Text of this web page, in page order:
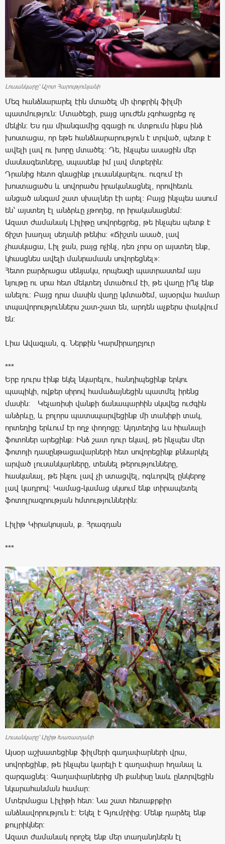
Լուսանկարը՝ Աշոտ Հարությունյանի
Մեզ հանձնարարել էին մտածել մի փոքրիկ ֆիլմի
պատմություն: Մտածեցի, բայց սյուժեն չգոհացրեց ոչ
մեկին: Ես դա միանգամից զգացի ու մտքումս ինքս ինձ
խոստացա, որ եթե հանձնարարություն է տրված, պետք է
ավելի լավ ու խորը մտածել: Դե, ինչպես ասացին մեր
մասնագետները, սպասենք իմ լավ մտքերին:
Դրանից հետո գնացինք լուսանկարելու. ուզում էի
խոստացածս և սովորածս իրականացնել, որովհետև
անցած անգամ շատ սխալներ էի արել: Բայց ինչպես ասում
են՝ այստեղ էլ անձրևը չթողեց, որ իրականացնեմ:
Ազատ ժամանակ Լիլիթը սովորեցրեց, թե ինչպես պետք է
ճիշտ խաղալ սեղանի թենիս: «Ճիշտն ասած, լավ
չհասկացա, Լիլ ջան, բայց ոչինչ, դեռ չորս օր այստեղ ենք,
կհասցնես ավելի մանրամասն սովորեցնել»:
Հետո բարձրացա սենյակս, որպեսզի պատրաստեմ այս
նյութը ու սրա հետ մեկտեղ մտածում էի, թե վաղը ի՞նչ ենք
անելու: Բայց դրա մասին վաղը կմտածեմ, այսօրվա համար
տպավորություններս շատ-շատ են, արդեն աչքերս փակվում
են:
Լիա Ավագյան, գ. Ներքին Կարմիրաղբյուր
***
Երբ դուրս էինք եկել նկարելու, հանդիպեցինք երկու
պապիկի, ովքեր սիրով համաձայնեցին պատմել իրենց
մասին: Կեչառիսի վանքի ճանապարհին սկսվեց ուժգին
անձրևը, և բոլորս պատսպարվեցինք մի տանիքի տակ,
որտեղից երևում էր ողջ փողոցը: Այդտեղից ևս հիանալի
ֆոտոներ արեցինք: Ինձ շատ դուր եկավ, թե ինչպես մեր
ֆոտոյի դասընթացավարների հետ սովորեցինք քննարկել
արված լուսանկարները, տեսնել թերությունները,
հասկանալ, թե ինչու լավ չի ստացվել, ոգևորվել ընկերոջ
լավ կադրով: Կամաց-կամաց սկսում ենք տիրապետել
ֆոտոլրագրության հմտություններին:
Լիլիթ Կիրակոսյան, ք. Հրազդան
***
Լուսանկարը՝ Լիլիթ Խառատյանի
Այսօր աշխատեցինք ֆիլմերի գաղափարների վրա,
սովորեցինք, թե ինչպես կարելի է գաղափար հղանալ և
զարգացնել: Գաղափարներից մի քանիսը նաև ընտրվեցին
նկարահանման համար:
Մտերմացա Լիլիթի հետ: Նա շատ հետաքրքիր
անձնավորություն է: Եկել է Գյումրիից: Մենք դարձել ենք
քույրիկներ:
Ազատ ժամանակ որոշել ենք մեր տաղանդներն էլ